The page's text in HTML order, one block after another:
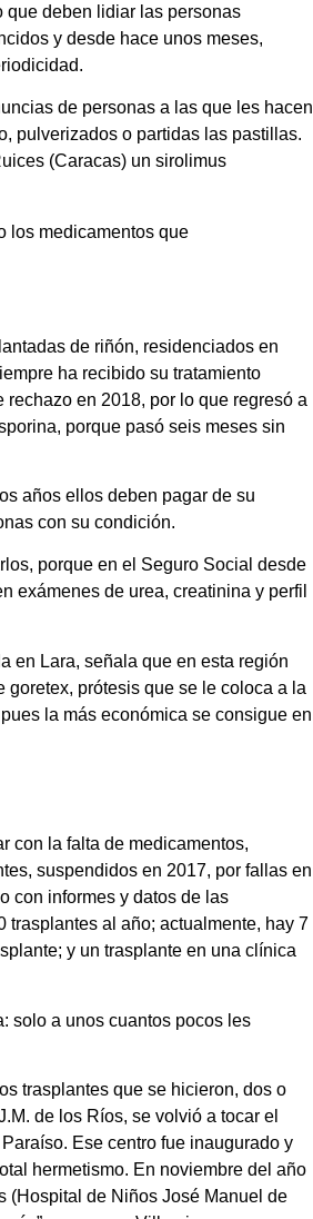
que deben lidiar las personas
y desde hace unos meses,
de personas a las que les hacen
pulverizados o partidas las pastillas.
(Caracas) un sirolimus
los medicamentos que
de riñón, residenciados en
ha recibido su tratamiento
en 2018, por lo que regresó a
porque pasó seis meses sin
años ellos deben pagar de su
con su condición.
porque en el Seguro Social desde
exámenes de urea, creatinina y perfil
en Lara, señala que en esta región
prótesis que se le coloca a la
la más económica se consigue en
con la falta de medicamentos,
suspendidos en 2017, por fallas en
con informes y datos de las
trasplantes al año; actualmente, hay 7
y un trasplante en una clínica
solo a unos cuantos pocos les
trasplantes que se hicieron, dos o
de los Ríos, se volvió a tocar el
Ese centro fue inaugurado y
hermetismo. En noviembre del año
(Hospital de Niños José Manuel de